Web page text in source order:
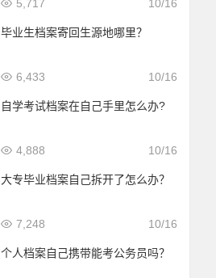
10/16
5,717
毕业生档案寄回生源地哪里？
10/16
6,433
自学考试档案在自己手里怎么办?
10/16
4,888
大专毕业档案自己拆开了怎么办？
10/16
7,248
个人档案自己携带能考公务员吗？